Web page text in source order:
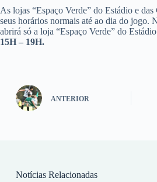
As lojas “Espaço Verde” do Estádio e
seus horários normais até ao dia do jogo.
abrirá só a loja “Espaço Verde” do
15H – 19H.
ANTERIOR
Notícias Relacionadas